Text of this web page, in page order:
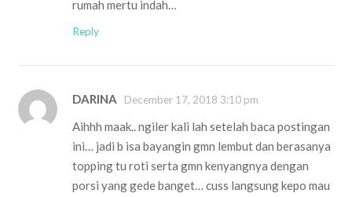
rumah mertu indah…
Reply
DARINA December 17, 2018 3:10 pm
Aihhh maak.. ngiler kali lah setelah baca postingan
ini… jadi b isa bayangin gmn lembut dan berasanya
topping tu roti serta gmn kenyangnya dengan
porsi yang gede banget… cuss langsung kepo mau